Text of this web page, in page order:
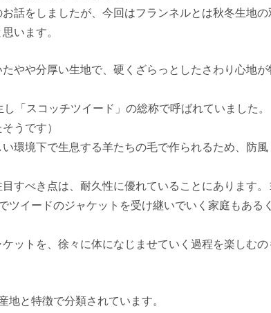
話をしましたが、今回はフランネルとは秋冬生地
います。
たやや分厚い生地で、硬くざらっとしたさわり心地
「スコッチツイード」の総称で呼ばれていました
うです）
環境下で生息する羊たちの毛で作られるため、防
すべき点は、耐久性に優れていることにあります
ツイードのジャケットを受け継いでいく家庭もある
ットを、徐々に体になじませていく過程を楽しむ
地と特徴で分類されています。